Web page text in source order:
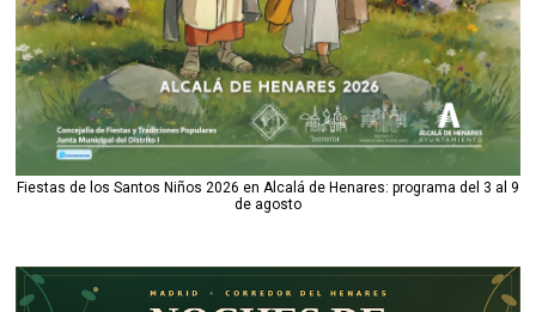
Fiestas de los Santos Niños 2026 en Alcalá de Henares: programa del 3 al 9
de agosto